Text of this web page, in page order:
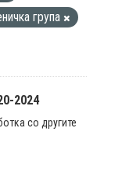
група
2024
со другите